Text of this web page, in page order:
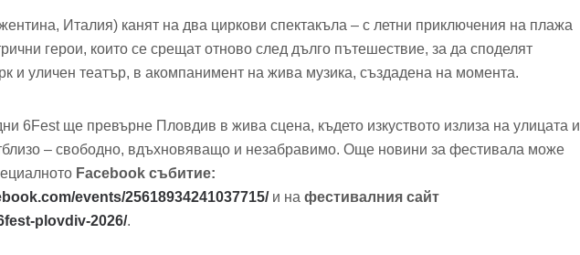
Италия) канят на два циркови спектакъла – с летни приключения на плажа
герои, които се срещат отново след дълго пътешествие, за да споделят
и уличен театър, в акомпанимент на жива музика, създадена на момента.
6Fest ще превърне Пловдив в жива сцена, където изкуството излиза на улицата и
– свободно, вдъхновяващо и незабравимо. Още новини за фестивала може
Facebook събитие:
events/25618934241037715/и на фестивалния сайт
plovdiv-2026/.